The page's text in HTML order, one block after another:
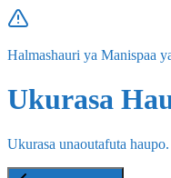
Halmashauri ya Manispaa
Ukurasa
Ukurasa unaoutafuta haupo.